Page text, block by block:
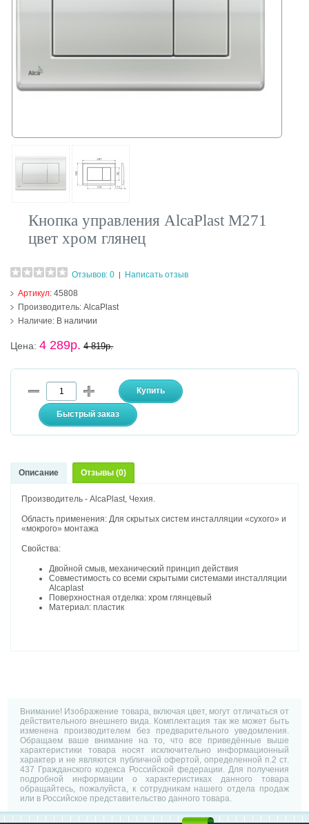
Кнопка управления AlcaPlast M271
цвет хром глянец
Отзывов: 0
Написать отзыв
Артикул:45808
Производитель: AlcaPlast
Наличие: В наличии
Цена:4 289р. 4 819р.
Описание Отзывы (0)
Производитель - AlcaPlast, Чехия.
Область применения: Для скрытых систем инсталляции «сухого» и
«мокрого» монтажа
Свойства:
Двойной смыв, механический принцип действия
Совместимость со всеми скрытыми системами инсталляции
Alcaplast
Поверхностная отделка: хром глянцевый
Материал: пластик
Внимание! Изображение товара, включая цвет, могут отличаться от
действительного внешнего вида. Комплектация так же может быть
изменена производителем без предварительного уведомления.
Обращаем ваше внимание на то, что все приведённые выше
характеристики товара носят исключительно информационный
характер и не являются публичной офертой, определенной п.2 ст.
437 Гражданского кодекса Российской федерации. Для получения
подробной информации о характеристиках данного товара
обращайтесь, пожалуйста, к сотрудникам нашего отдела продаж
или в Российское представительство данного товара.